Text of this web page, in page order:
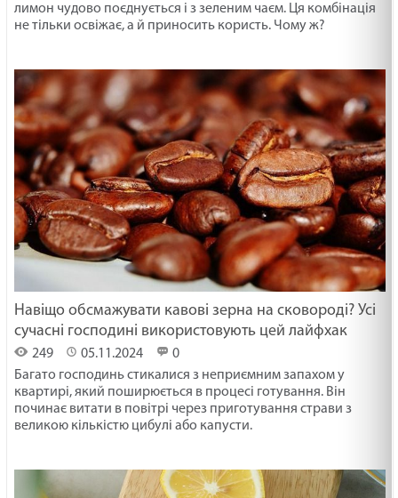
лимон чудово поєднується і з зеленим чаєм. Ця комбінація
не тільки освіжає, а й приносить користь. Чому ж?
Навіщо обсмажувати кавові зерна на сковороді? Усі
сучасні господині використовують цей лайфхак
249 05.11.2024
0
Багато господинь стикалися з неприємним запахом у
квартирі, який поширюється в процесі готування. Він
починає витати в повітрі через приготування страви з
великою кількістю цибулі або капусти.